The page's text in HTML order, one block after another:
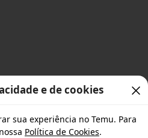
e de cookies
sua experiência no Temu. Para
Política de Cookies.